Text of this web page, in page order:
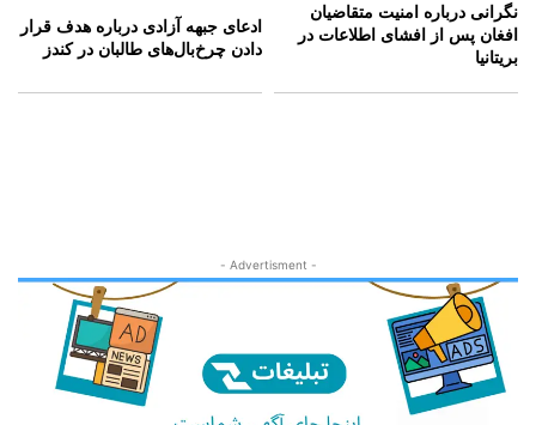
نگرانی درباره امنیت متقاضیان
افغان پس از افشای اطلاعات در
بریتانیا
ادعای جبهه آزادی درباره هدف قرار
دادن چرخ‌بال‌های طالبان در کندز
- Advertisment -